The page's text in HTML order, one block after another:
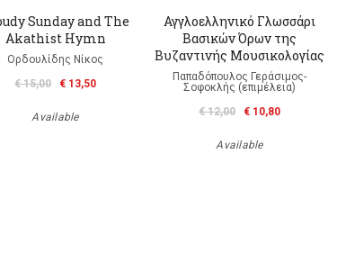
Sunday and The
Akathist Hymn
Ορδουλίδης Νίκος
€ 15,00
€ 13,50
Available
Αγγλοελληνικό Γλωσσάρι
Βασικών Όρων της
Βυζαντινής Μουσικολογίας
Παπαδόπουλος Γεράσιμος-
Σοφοκλής (επιμέλεια)
€ 12,00
€ 10,80
Available